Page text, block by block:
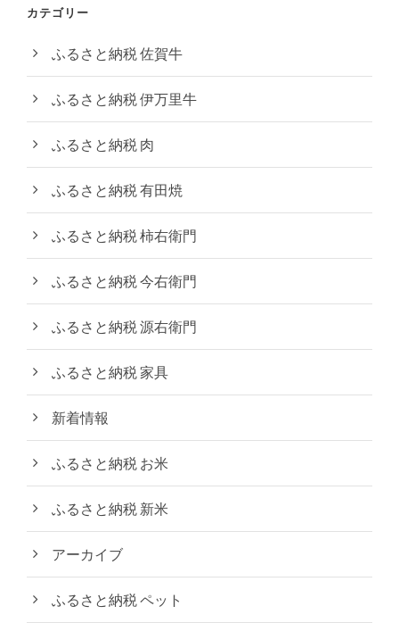
カテゴリー
ふるさと納税 佐賀牛
ふるさと納税 伊万里牛
ふるさと納税 肉
ふるさと納税 有田焼
ふるさと納税 柿右衛門
ふるさと納税 今右衛門
ふるさと納税 源右衛門
ふるさと納税 家具
新着情報
ふるさと納税 お米
ふるさと納税 新米
アーカイブ
ふるさと納税 ペット